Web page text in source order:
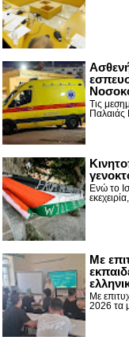
Τις
Παλαιάς
Ενώ το
Με
Με
2026 τα